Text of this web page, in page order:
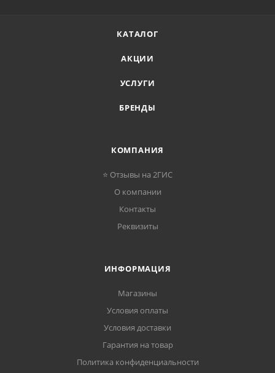
КАТАЛОГ
АКЦИИ
УСЛУГИ
БРЕНДЫ
КОМПАНИЯ
⭐ Отзывы на 2ГИС
О компании
Контакты
Реквизиты
ИНФОРМАЦИЯ
Магазины
Условия оплаты
Условия доставки
Гарантия на товар
Политика конфиденциальности